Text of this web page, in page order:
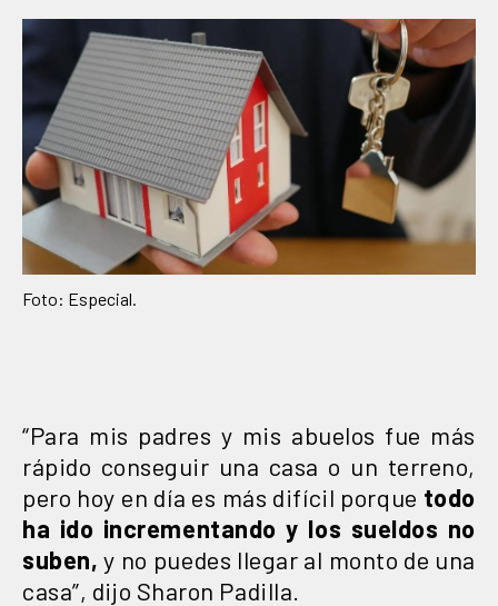
Foto: Especial.
“Para mis padres y mis abuelos fue más
rápido conseguir una casa o un terreno,
pero hoy en día es más difícil porque todo
ha ido incrementando y los sueldos no
suben, y no puedes llegar al monto de una
casa”, dijo Sharon Padilla.